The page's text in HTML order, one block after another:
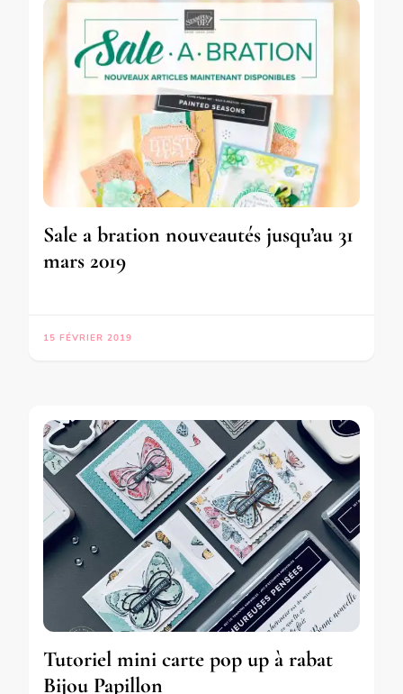
Sale a bration nouveautés jusqu’au 31
mars 2019
15 FÉVRIER 2019
Tutoriel mini carte pop up à rabat
Bijou Papillon